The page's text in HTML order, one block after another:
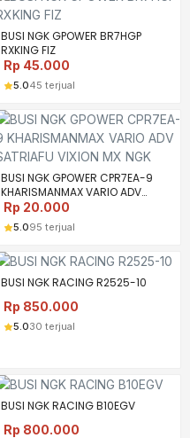
BUSI NGK GPOWER BR7HGP
RXKING FIZ
Rp 45.000
5.045 terjual
BUSI NGK GPOWER CPR7EA-9
KHARISMANMAX VARIO ADV
SATRIAFU VIXION MX NGK
Rp 20.000
5.095 terjual
BUSI NGK RACING R2525-10
Rp 850.000
5.030 terjual
BUSI NGK RACING B10EGV
Rp 800.000